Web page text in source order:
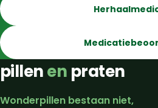
pillenen praten
Wonderpillen bestaan niet,